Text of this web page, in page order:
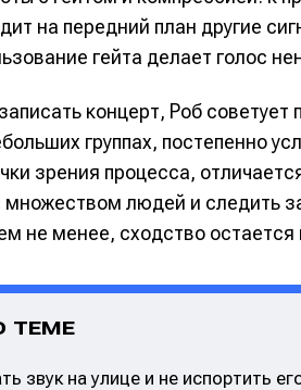
Например,
Например,
Например,
Например,
на передний план другие
гейта делает голос
концерт, Роб
группах, постепенно
зрения процесса,
множеством людей и следить
не менее, сходство
ТЕМЕ
звук на улице и не испортить